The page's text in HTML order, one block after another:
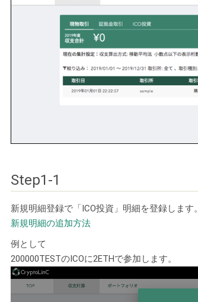
Step1-1
新規明細登録で「ICO投資」明細を登録します。
新規明細の追加方法
例として
200000TESTのICOに2ETHで参加します。